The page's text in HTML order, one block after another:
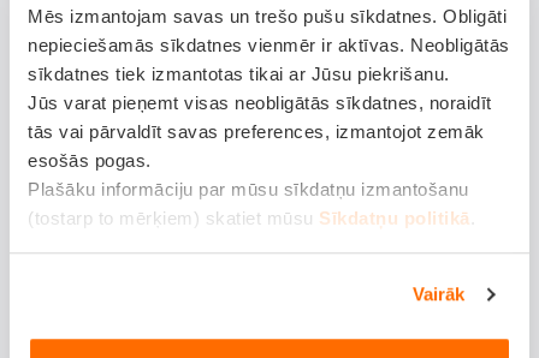
Mēs izmantojam savas un trešo pušu sīkdatnes. Obligāti
nepieciešamās sīkdatnes vienmēr ir aktīvas. Neobligātās
sīkdatnes tiek izmantotas tikai ar Jūsu piekrišanu.
Jūs varat pieņemt visas neobligātās sīkdatnes, noraidīt
tās vai pārvaldīt savas preferences, izmantojot zemāk
esošās pogas.
Plašāku informāciju par mūsu sīkdatņu izmantošanu
(tostarp to mērķiem) skatiet mūsu Sīkdatņu politikā
Vairāk
• Vairākiem interaktīviem elementiem un kļūdu ziņojumiem
trūkst atbilstošas koda atzīmes, lai tos varētu interpretēt
palīgtehnoloģijas.
• Dažās vietās attēliem nav alternatīvā teksta.
• Dažās vietās satura lasīšanas secība ir neloģiska.
• Dažiem veidlapu laukiem trūkst skaidru kļūdu ziņojumu un